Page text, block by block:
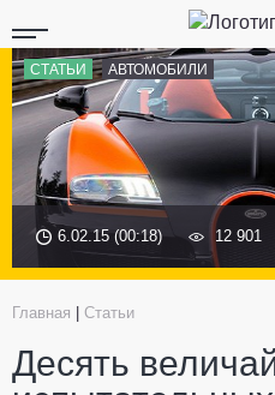
СТАТЬИ АВТОМОБИЛИ
6.02.15 (00:18) 12 901
Главная Статьи
Десять